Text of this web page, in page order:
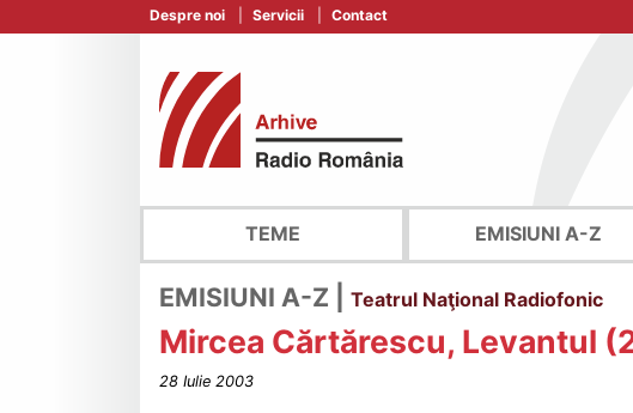
Despre noi Servicii Contact
TEME EMISIUNI A-Z
EMISIUNI A-Z | Teatrul Naţional Radiofonic
Mircea Cărtărescu, Levantul
28 Iulie 2003